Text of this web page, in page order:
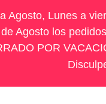
Agosto, Lunes a
Agosto los
POR